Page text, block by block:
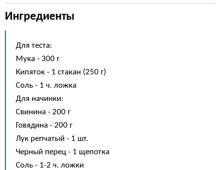
Ингредиенты
Для теста:
Мука - 300 г
Кипяток - 1 стакан (250 г)
Соль - 1 ч. ложка
Для начинки:
Свинина - 200 г
Говядина - 200 г
Лук репчатый - 1 шт.
Черный перец - 1 щепотка
Соль - 1-2 ч. ложки